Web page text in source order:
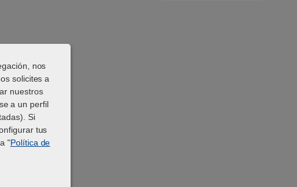
with fluffy fur and blue eyes sitting against a blurred green background.
nos
solicites a
nuestros
a un perfil
Si
tus
"Política de